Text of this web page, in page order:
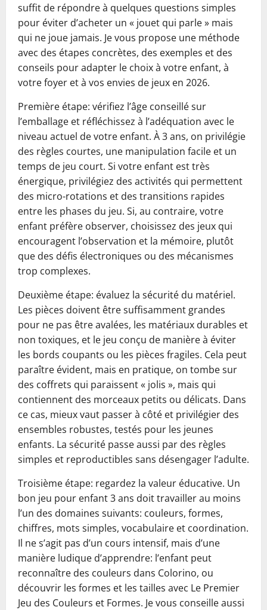
suffit de répondre à quelques questions simples
pour éviter d’acheter un « jouet qui parle » mais
qui ne joue jamais. Je vous propose une méthode
avec des étapes concrètes, des exemples et des
conseils pour adapter le choix à votre enfant, à
votre foyer et à vos envies de jeux en 2026.
Première étape: vérifiez l’âge conseillé sur
l’emballage et réfléchissez à l’adéquation avec le
niveau actuel de votre enfant. À 3 ans, on privilégie
des règles courtes, une manipulation facile et un
temps de jeu court. Si votre enfant est très
énergique, privilégiez des activités qui permettent
des micro-rotations et des transitions rapides
entre les phases du jeu. Si, au contraire, votre
enfant préfère observer, choisissez des jeux qui
encouragent l’observation et la mémoire, plutôt
que des défis électroniques ou des mécanismes
trop complexes.
Deuxième étape: évaluez la sécurité du matériel.
Les pièces doivent être suffisamment grandes
pour ne pas être avalées, les matériaux durables et
non toxiques, et le jeu conçu de manière à éviter
les bords coupants ou les pièces fragiles. Cela peut
paraître évident, mais en pratique, on tombe sur
des coffrets qui paraissent « jolis », mais qui
contiennent des morceaux petits ou délicats. Dans
ce cas, mieux vaut passer à côté et privilégier des
ensembles robustes, testés pour les jeunes
enfants. La sécurité passe aussi par des règles
simples et reproductibles sans désengager l’adulte.
Troisième étape: regardez la valeur éducative. Un
bon jeu pour enfant 3 ans doit travailler au moins
l’un des domaines suivants: couleurs, formes,
chiffres, mots simples, vocabulaire et coordination.
Il ne s’agit pas d’un cours intensif, mais d’une
manière ludique d’apprendre: l’enfant peut
reconnaître des couleurs dans Colorino, ou
découvrir les formes et les tailles avec Le Premier
Jeu des Couleurs et Formes. Je vous conseille aussi